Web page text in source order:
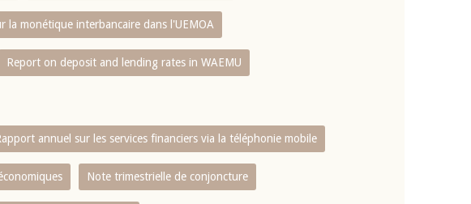
la monétique interbancaire dans l'UEMOA
Report on deposit and lending rates in WAEMU
annuel sur les services financiers via la téléphonie mobile
Note trimestrielle de conjoncture